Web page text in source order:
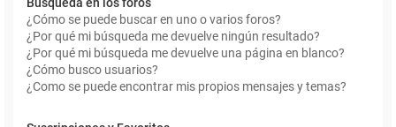
¿Cómo se puede buscar en uno o varios foros?
¿Por qué mi búsqueda me devuelve ningún resultado?
¿Por qué mi búsqueda me devuelve una página en blanco?
¿Cómo busco usuarios?
¿Como se puede encontrar mis propios mensajes y temas?